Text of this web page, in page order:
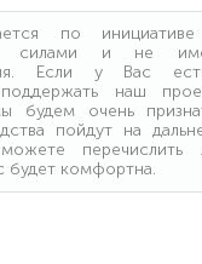
по
силами и не
Если у Вас
наш
будем очень
пойдут на
будет комфортна.